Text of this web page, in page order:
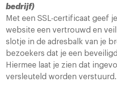
bedrijf)
Met een SSL-certificaat geef
website een vertrouwd en
slotje in de adresbalk van je
bezoekers dat je een
Hiermee laat je zien dat
versleuteld worden verstuurd.